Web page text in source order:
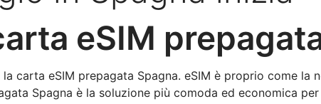
eSIM
carta eSIM prepagata Spagna. eSIM è proprio come la
Spagna è la soluzione più comoda ed economica